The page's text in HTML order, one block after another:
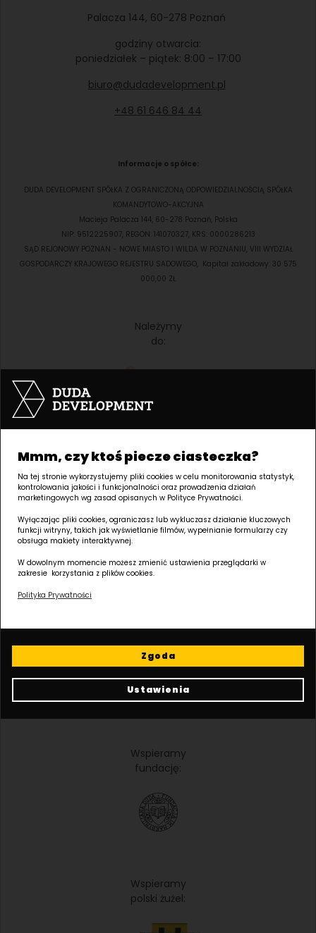
Mmm, czy ktoś piecze ciasteczka?
Na tej stronie wykorzystujemy pliki cookies w celu monitorowania statystyk,
kontrolowania jakości i funkcjonalności oraz prowadzenia działań
marketingowych wg zasad opisanych w Polityce Prywatności.
Wyłączając pliki cookies, ograniczasz lub wykluczasz działanie kluczowych
funkcji witryny, takich jak wyświetlanie filmów, wypełnianie formularzy czy
obsługa makiety interaktywnej.
W dowolnym momencie możesz zmienić ustawienia przeglądarki w
zakresie korzystania z plików cookies.
Polityka Prywatności
Ustawienia
Zgoda
Palacza 144, 60-278 Poznań
godziny otwarcia:
poniedziałek – piątek: 8:00 – 17:00
biuro@dudadevelopment.pl
+48 61 646 84 44
Informacje o spółce:
DUDA DEVELOPMENT SPÓŁKA Z OGRANICZONĄ ODPOWIEDZIALNOŚCIĄ SPÓŁKA
KOMANDYTOWO-AKCYJNA
Macieja Palacza 144, 60-278 Poznań, Polska
NIP: 9512225907, REGON: 141070327, KRS: 0000286213
SĄD REJONOWY POZNAN - NOWE MIASTO I WILDA W POZNANIU, VIII WYDZIAŁ
GOSPODARCZY KRAJOWEGO REJESTRU SADOWEGO, Kapitał zakładowy: 30 575
000,00 ZŁ
Należymy
do:
Jesteśmy
członkiem:
Wspieramy
fundację:
Wspieramy
polski żużel: